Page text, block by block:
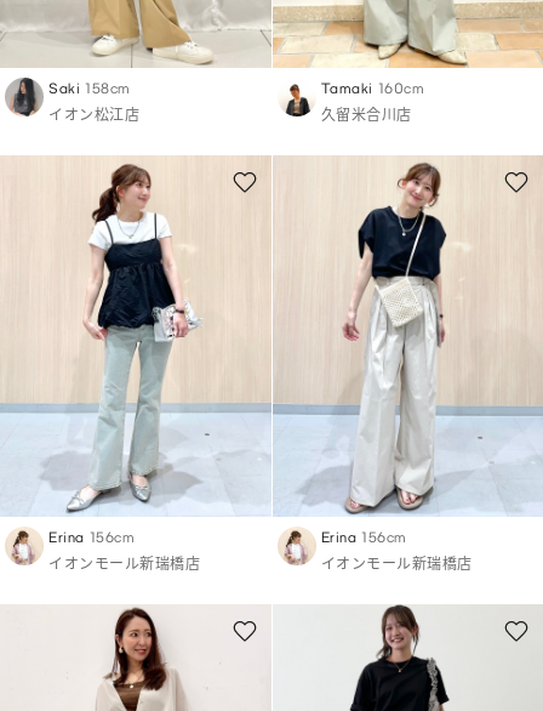
Saki 158cm
イオン松江店
Tamaki 160cm
久留米合川店
Erina 156cm
イオンモール新瑞橋店
Erina 156cm
イオンモール新瑞橋店